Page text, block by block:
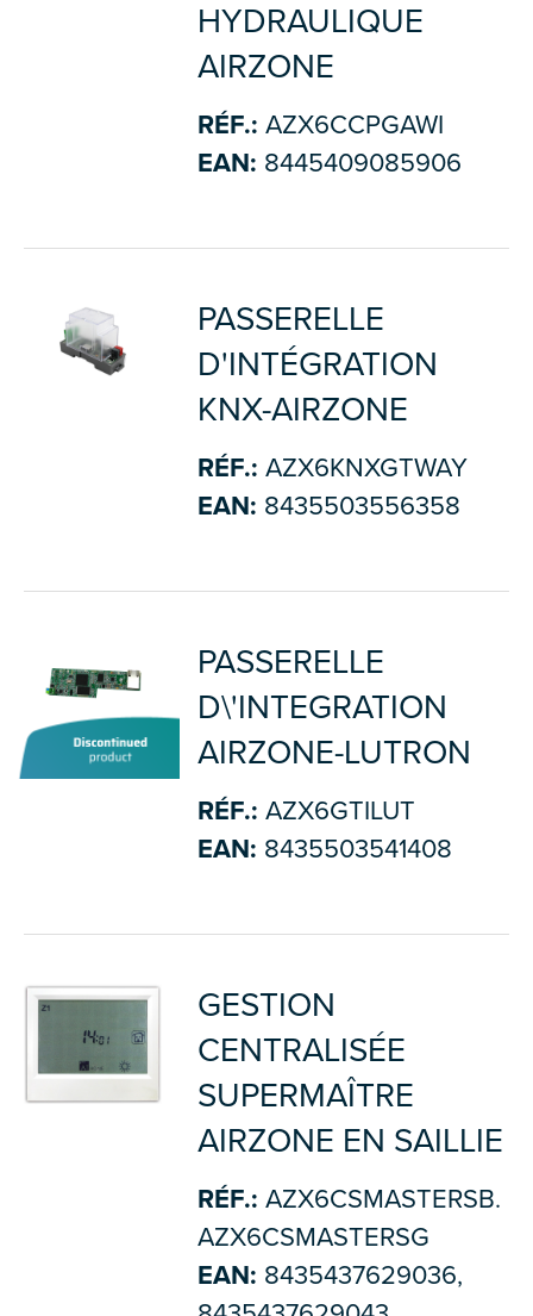
HYDRAULIQUE
AIRZONE
RÉF.: AZX6CCPGAWI
EAN: 8445409085906
PASSERELLE
D'INTÉGRATION
KNX-AIRZONE
RÉF.: AZX6KNXGTWAY
EAN: 8435503556358
PASSERELLE
D\'INTEGRATION
AIRZONE-LUTRON
RÉF.: AZX6GTILUT
EAN: 8435503541408
GESTION
CENTRALISÉE
SUPERMAÎTRE
AIRZONE EN SAILLIE
RÉF.: AZX6CSMASTERSB.
AZX6CSMASTERSG
EAN: 8435437629036,